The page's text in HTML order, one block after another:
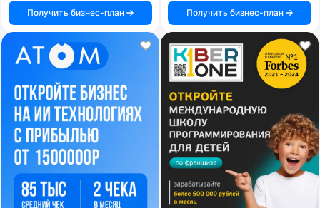
Получить бизнес-план
Получить бизнес-план